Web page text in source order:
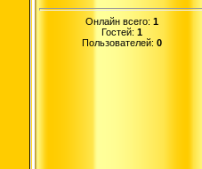
Онлайн всего: 1
Гостей: 1
Пользователей: 0